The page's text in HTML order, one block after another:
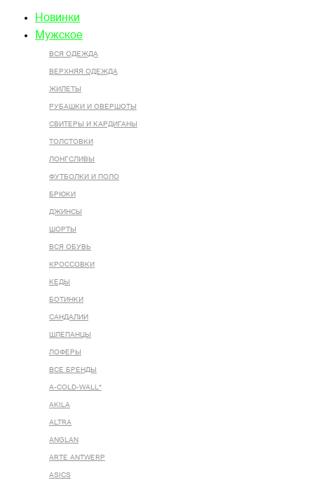
Новинки
Мужское
ВСЯ ОДЕЖДА
ВЕРХНЯЯ ОДЕЖДА
ЖИЛЕТЫ
РУБАШКИ И ОВЕРШОТЫ
СВИТЕРЫ И КАРДИГАНЫ
ТОЛСТОВКИ
ЛОНГСЛИВЫ
ФУТБОЛКИ И ПОЛО
БРЮКИ
ДЖИНСЫ
ШОРТЫ
ВСЯ ОБУВЬ
КРОССОВКИ
КЕДЫ
БОТИНКИ
САНДАЛИИ
ШЛЕПАНЦЫ
ЛОФЕРЫ
ВСЕ БРЕНДЫ
A-COLD-WALL*
AKILA
ALTRA
ANGLAN
ARTE ANTWERP
ASICS